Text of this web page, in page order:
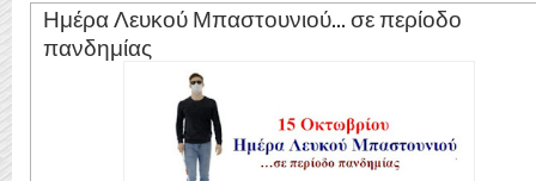
Ημέρα Λευκού Μπαστουνιού... σε περίοδο
πανδημίας